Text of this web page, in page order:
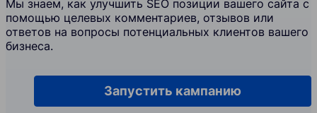
Мы знаем, как улучшить SEO позиции вашего сайта с
помощью целевых комментариев, отзывов или
ответов на вопросы потенциальных клиентов вашего
бизнеса.
Запустить кампанию